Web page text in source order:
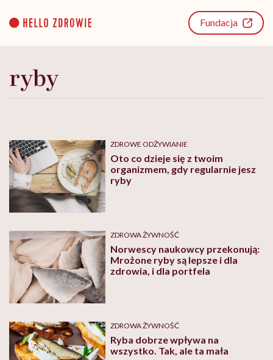
content
Fundacja
ryby
ZDROWE ODŻYWIANIE
Oto co dzieje się z twoim
organizmem, gdy regularnie jesz
ryby
ZDROWA ŻYWNOŚĆ
Norwescy naukowcy przekonują:
Mrożone ryby są lepsze i dla
zdrowia, i dla portfela
ZDROWA ŻYWNOŚĆ
Ryba dobrze wpływa na
wszystko. Tak, ale ta mała